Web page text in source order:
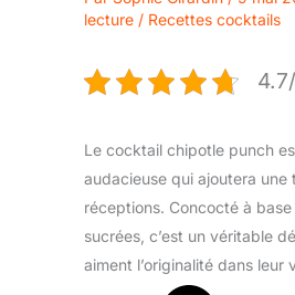
lecture / Recettes cocktails
Le cocktail chipotle punch
audacieuse qui ajoutera une
réceptions. Concocté à
sucrées, c’est un véritable
aiment l’originalité dans leur